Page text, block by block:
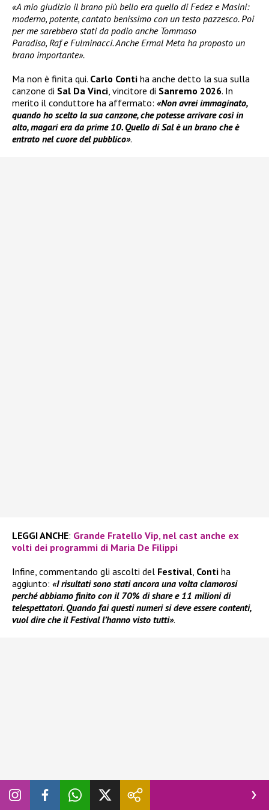
«A mio giudizio il brano più bello era quello di Fedez e Masini:
moderno, potente, cantato benissimo con un testo pazzesco. Poi
per me sarebbero stati da podio anche Tommaso
Paradiso, Raf e Fulminacci. Anche Ermal Meta ha proposto un
brano importante».
Ma non è finita qui. Carlo Conti ha anche detto la sua sulla
canzone di Sal Da Vinci, vincitore di Sanremo 2026. In
merito il conduttore ha affermato: «Non avrei immaginato,
quando ho scelto la sua canzone, che potesse arrivare così in
alto, magari era da prime 10. Quello di Sal è un brano che è
entrato nel cuore del pubblico».
LEGGI ANCHE: Grande Fratello Vip, nel cast anche ex
volti dei programmi di Maria De Filippi
Infine, commentando gli ascolti del Festival, Conti ha
aggiunto: «I risultati sono stati ancora una volta clamorosi
perché abbiamo finito con il 70% di share e 11 milioni di
telespettatori. Quando fai questi numeri si deve essere contenti,
vuol dire che il Festival l’hanno visto tutti».